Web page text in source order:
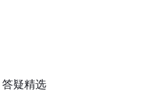
答疑精选